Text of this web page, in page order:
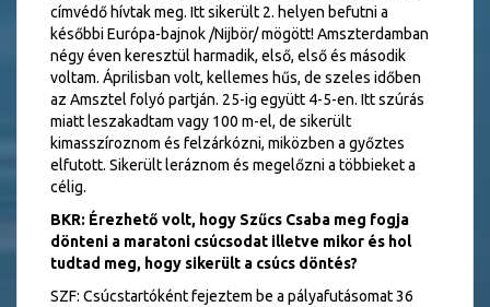
címvédő hívtak meg. Itt sikerült 2. helyen befutni a
későbbi Európa-bajnok /Nijbör/ mögött! Amszterdamban
négy éven keresztül harmadik, első, első és második
voltam. Áprilisban volt, kellemes hűs, de szeles időben
az Amsztel folyó partján. 25-ig együtt 4-5-en. Itt szúrás
miatt leszakadtam vagy 100 m-el, de sikerült
kimasszíroznom és felzárkózni, miközben a győztes
elfutott. Sikerült leráznom és megelőzni a többieket a
célig.
BKR: Érezhető volt, hogy Szűcs Csaba meg fogja
dönteni a maratoni csúcsodat illetve mikor és hol
tudtad meg, hogy sikerült a csúcs döntés?
SZF: Csúcstartóként fejeztem be a pályafutásomat 36